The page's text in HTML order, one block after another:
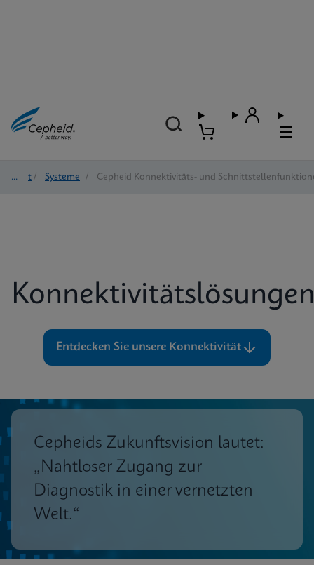
Start / Systeme / Cepheid Konnektivitäts- und
Entdecken Sie unsere Konnektivität
Cepheids Zukunftsvision lautet:
„Nahtloser Zugang zur
Diagnostik in einer vernetzten
Welt.“